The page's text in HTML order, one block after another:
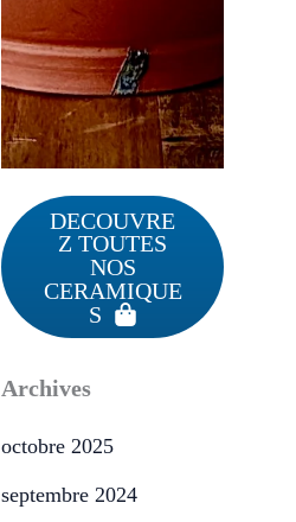
DECOUVRE
Z TOUTES
NOS
CERAMIQUE
S
Archives
octobre 2025
septembre 2024